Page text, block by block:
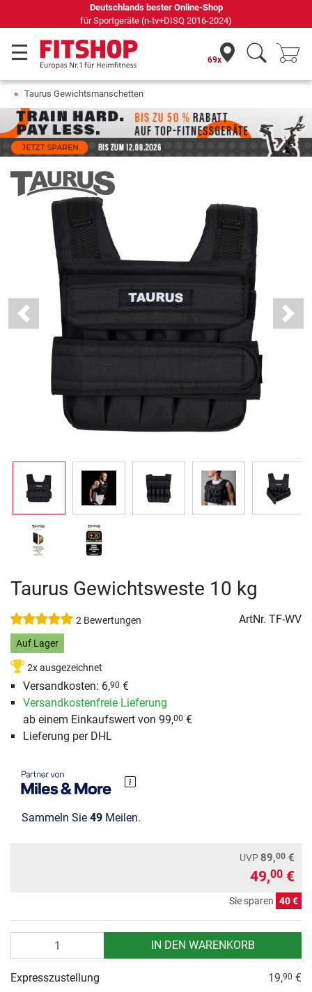
69 Fachmärkte vor Ort mit 75 eigenen Servicetechnikern
69x
Taurus Gewichtsmanschetten
Previous Next
Taurus Gewichtsweste 10 kg
2 Bewertungen ArtNr. TF-WV
Auf Lager
2x ausgezeichnet
Versandkosten: 6,90 €
Versandkostenfreie Lieferung
ab einem Einkaufswert von 99,00 €
Lieferung per DHL
Sammeln Sie 49 Meilen.
UVP89,00 €
49,00 €
Sie sparen 40 €
IN DEN WARENKORB
Expresszustellung 19,90 €